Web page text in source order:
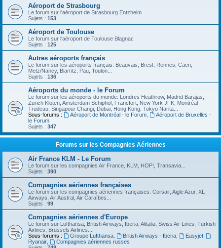
Aéroport de Strasbourg
Le forum sur l'aéroport de Strasbourg Entzheim
Sujets : 153
Aéroport de Toulouse
Le forum sur l'aéroport de Toulouse Blagnac
Sujets : 125
Autres aéroports français
Le forum sur les aéroports français: Beauvais, Brest, Rennes, Caen,
Metz/Nancy, Biarritz, Pau, Toulon...
Sujets : 136
Aéroports du monde - le Forum
Le forum sur les aéroports du monde: Londres Heathrow, Madrid Barajas,
Zurich Kloten, Amsterdam Schiphol, Francfort, New York JFK, Montréal
Trudeau, Singapour Changi, Dubai, Hong Kong, Tokyo Narita...
Sous-forums :
Aéroport de Montréal - le Forum,
Aéroport de Bruxelles -
le Forum
Sujets : 347
Forums sur les Compagnies Aériennes
Air France KLM - Le Forum
Le forum sur les compagnies Air France, KLM, HOP!, Transavia...
Sujets : 390
Compagnies aériennes françaises
Le forum sur les compagnies aériennes françaises: Corsair, Aigle Azur, XL
Airways, Air Austral, Air Caraïbes...
Sujets : 99
Compagnies aériennes d'Europe
Le forum sur Lufthansa, British Airways, Iberia, Alitalia, Swiss Air Lines, Turkish
Airlines, Brussels Airlines...
Sous-forums :
Groupe Lufthansa, British Airways - Iberia, Easyjet,
Ryanair
Compagnies aériennes russes